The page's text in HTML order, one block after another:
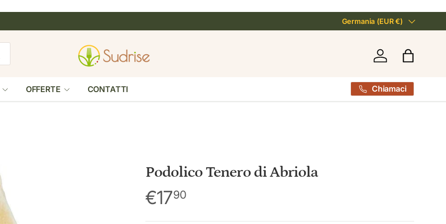
Paese/Regione
Germania (EUR €)
Accedi Borsa
OFFERTE CONTATTI Chiamaci
Podolico Tenero di Abriola
€1790